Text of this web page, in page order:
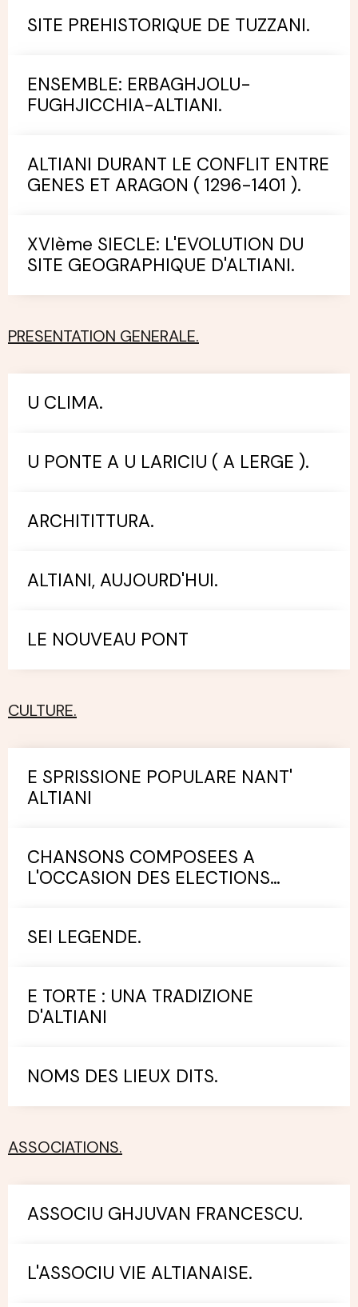
SITE PREHISTORIQUE DE TUZZANI.
ENSEMBLE: ERBAGHJOLU-
FUGHJICCHIA-ALTIANI.
ALTIANI DURANT LE CONFLIT ENTRE
GENES ET ARAGON ( 1296-1401 ).
XVIème SIECLE: L'EVOLUTION DU
SITE GEOGRAPHIQUE D'ALTIANI.
PRESENTATION GENERALE.
U CLIMA.
U PONTE A U LARICIU ( A LERGE ).
ARCHITITTURA.
ALTIANI, AUJOURD'HUI.
LE NOUVEAU PONT
CULTURE.
E SPRISSIONE POPULARE NANT'
ALTIANI
CHANSONS COMPOSEES A
L'OCCASION DES ELECTIONS
SEI LEGENDE.
E TORTE : UNA TRADIZIONE
D'ALTIANI
NOMS DES LIEUX DITS.
ASSOCIATIONS.
ASSOCIU GHJUVAN FRANCESCU.
L'ASSOCIU VIE ALTIANAISE.